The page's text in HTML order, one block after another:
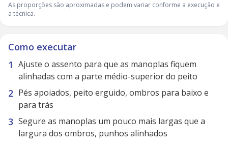
As proporções são aproximadas e podem variar conforme a execução e
a técnica.
Como executar
Ajuste o assento para que as manoplas fiquem
alinhadas com a parte médio-superior do peito
Pés apoiados, peito erguido, ombros para baixo e
para trás
Segure as manoplas um pouco mais largas que a
largura dos ombros, punhos alinhados